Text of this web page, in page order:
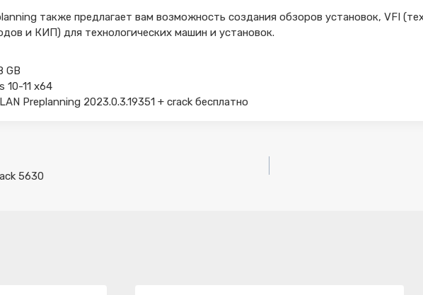
также предлагает вам возможность создания обзоров установок, VFI
и КИП) для технологических машин и установок.
GB
10-11 x64
Preplanning 2023.0.3.19351 + crack бесплатно
5630